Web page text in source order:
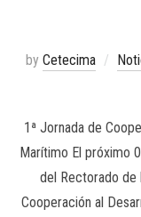
by Cetecima
1ª Jornada de
Marítimo El próximo
del Rectorado de
Cooperación al